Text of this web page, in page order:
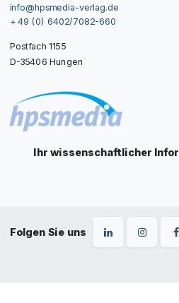
info@hpsmedia-verlag.de
+ 49 (0) 6402/7082-660
Postfach 1155
D-35406 Hungen
Ihr wissenschaftlicher
Folgen Sie uns